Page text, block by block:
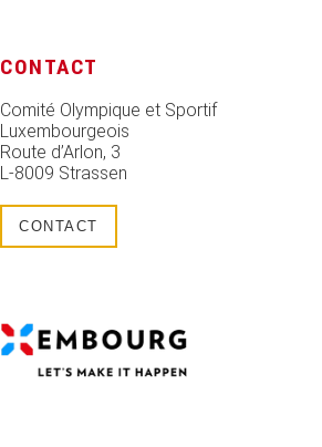
CONTACT
Comité Olympique et Sportif
Luxembourgeois
Route d’Arlon, 3
L-8009 Strassen
CONTACT